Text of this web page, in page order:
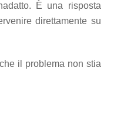
È una risposta
direttamente su
il problema non stia